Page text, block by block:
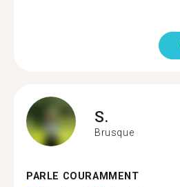
S.
Brusque
PARLE COURAMMENT